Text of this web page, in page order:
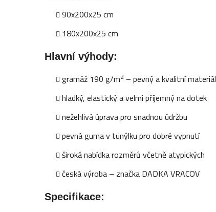
90x200x25 cm
180x200x25 cm
Hlavní výhody:
gramáž 190 g/m2 – pevný a kvalitní materiál
hladký, elastický a velmi příjemný na dotek
nežehlivá úprava pro snadnou údržbu
pevná guma v tunýlku pro dobré vypnutí
široká nabídka rozměrů včetně atypických
česká výroba – značka DADKA VRACOV
Specifikace: